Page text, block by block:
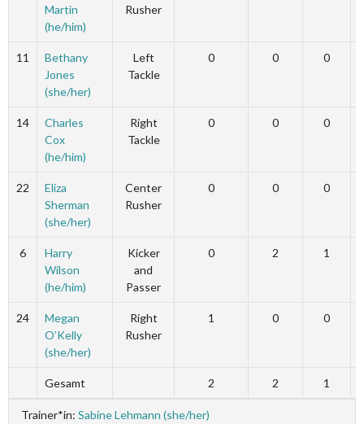
Martin
(he/him)
Rusher
11
Bethany
Jones
(she/her)
Left
Tackle
0 0 0
14
Charles
Cox
(he/him)
Right
Tackle
0 0 0
22
Eliza
Sherman
(she/her)
Center
Rusher
0 0 0
6
Harry
Wilson
(he/him)
Kicker
and
Passer
0 2 1
24
Megan
O’Kelly
(she/her)
Right
Rusher
1 0 0
Gesamt 2 2 1
Trainer*in: Sabine Lehmann (she/her)